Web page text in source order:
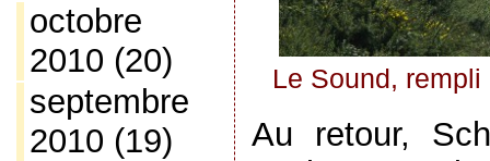
octobre
2010 (20)
septembre
2010 (19)
Le Sound,
Au retour,